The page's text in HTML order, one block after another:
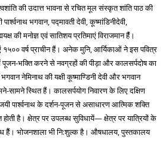
की उदात्त भावना से रचित मूल संस्कृत शांति पाठ की
भगवान, पद्मावती देवी, कूष्मांडिनीदेवी,
की मनोज्ञ एवं सातिशय प्रतिमाएं विराजमान हैंं।
१५०० वर्ष प्राचीन हैं। अनेक मुनि, आर्यिकाओं ने इस पवित्र
भक्ति करने से नवग्रहों की पीड़ा और कालसर्पदोष का
नेमिनाथ की यक्षी कूष्माण्डिनी देवी और भगवान
सामने स्थित हैं। कालसर्पयोग निवारण के लिए दक्षिण
पार्श्वनाथ के दर्शन-पूजन से असाधारण आत्मिक शक्ति
होती है। क्षेत्र पर उपलब्ध सुविधायें— क्षेत्र पर यात्रियों के
हैैं। भोजनशाला भी नि:शुल्क है। औषधालय, पुस्तकालय